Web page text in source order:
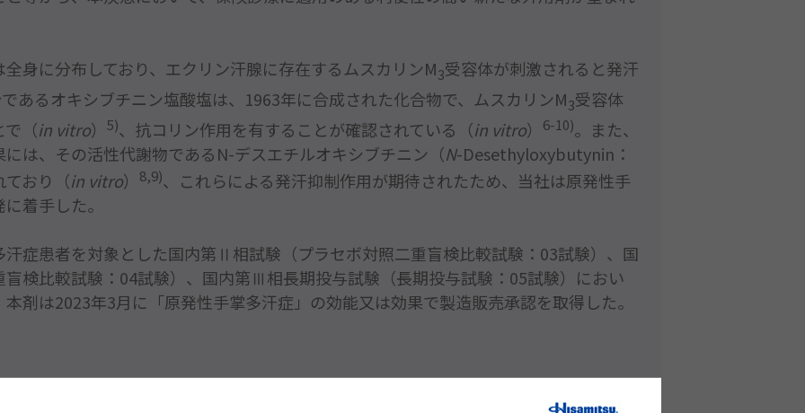
3
3
in vitro 5) in vitro 6-10)
N
in vitro
8,9)